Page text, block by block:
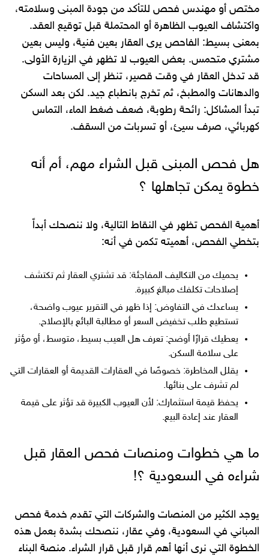
مختص أو مهندس فحص للتأكد من جودة المبنى وسلامته،
واكتشاف العيوب الظاهرة أو المحتملة قبل توقيع العقد.
بمعنى بسيط: الفاحص يرى العقار بعين فنية، وليس بعين
مشتري متحمس. بعض العيوب لا تظهر في الزيارة الأولى.
قد تدخل العقار في وقت قصير، تنظر إلى المساحات
والدهانات والمطبخ، ثم تخرج بانطباع جيد. لكن بعد السكن
تبدأ المشاكل: رائحة رطوبة، ضعف ضغط الماء، التماس
كهربائي، صرف سيئ، أو تسربات من السقف.
هل فحص المبنى قبل الشراء مهم، أم أنه
خطوة يمكن تجاهلها ؟
أهمية الفحص تظهر في النقاط التالية، ولا ننصحك أبداً
بتخطي الفحص، أهميته تكمن في أنه:
يحميك من التكاليف المفاجئة: قد تشتري العقار ثم تكتشف
إصلاحات تكلفك مبالغ كبيرة.
يساعدك في التفاوض: إذا ظهر في التقرير عيوب واضحة،
تستطيع طلب تخفيض السعر أو مطالبة البائع بالإصلاح.
يعطيك قرارًا أوضح: تعرف هل العيب بسيط، متوسط، أو مؤثر
على سلامة السكن.
يقلل المخاطرة: خصوصًا في العقارات القديمة أو العقارات التي
لم تشرف على بنائها.
يحفظ قيمة استثمارك: لأن العيوب الكبيرة قد تؤثر على قيمة
العقار عند إعادة البيع.
ما هي خطوات ومنصات فحص العقار قبل
شراءه في السعودية ؟!
يوجد الكثير من المنصات والشركات التي تقدم خدمة فحص
المباني في السعودية، وفي عقار، ننصحك بشدة بعمل هذه
الخطوة التي نرى أنها أهم قرار قبل قرار الشراء. منصة البناء